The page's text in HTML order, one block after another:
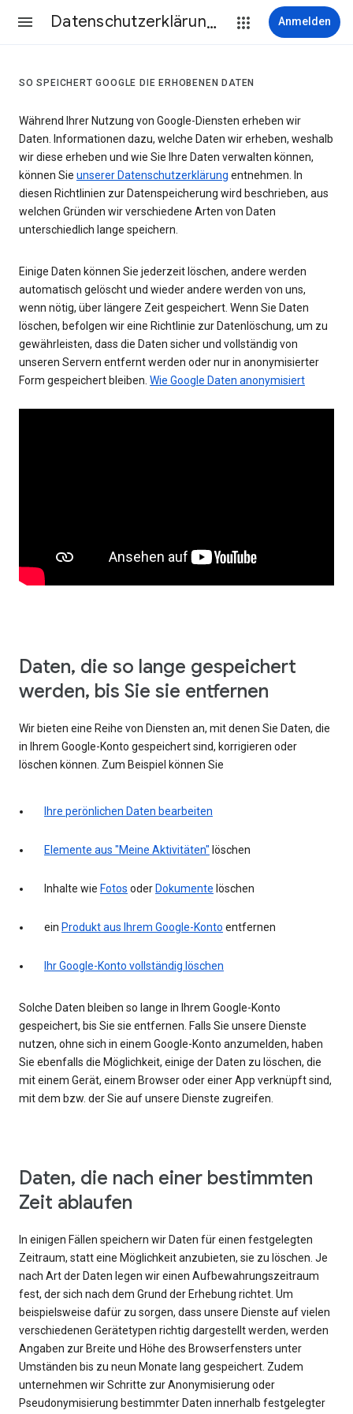
Datenschutzerklärung & Nutzungsbedingungen Anmelden
SO SPEICHERT GOOGLE DIE ERHOBENEN DATEN
Während Ihrer Nutzung von Google-Diensten erheben wir
Daten. Informationen dazu, welche Daten wir erheben, weshalb
wir diese erheben und wie Sie Ihre Daten verwalten können,
können Sie unserer Datenschutzerklärung entnehmen. In
diesen Richtlinien zur Datenspeicherung wird beschrieben, aus
welchen Gründen wir verschiedene Arten von Daten
unterschiedlich lange speichern.
Einige Daten können Sie jederzeit löschen, andere werden
automatisch gelöscht und wieder andere werden von uns,
wenn nötig, über längere Zeit gespeichert. Wenn Sie Daten
löschen, befolgen wir eine Richtlinie zur Datenlöschung, um zu
gewährleisten, dass die Daten sicher und vollständig von
unseren Servern entfernt werden oder nur in anonymisierter
Form gespeichert bleiben. Wie Google Daten anonymisiert
Daten, die so lange gespeichert
werden, bis Sie sie entfernen
Wir bieten eine Reihe von Diensten an, mit denen Sie Daten, die
in Ihrem Google-Konto gespeichert sind, korrigieren oder
löschen können. Zum Beispiel können Sie
Ihre perönlichen Daten bearbeiten
Elemente aus "Meine Aktivitäten" löschen
Inhalte wie Fotos oder Dokumente löschen
ein Produkt aus Ihrem Google-Konto entfernen
Ihr Google-Konto vollständig löschen
Solche Daten bleiben so lange in Ihrem Google-Konto
gespeichert, bis Sie sie entfernen. Falls Sie unsere Dienste
nutzen, ohne sich in einem Google-Konto anzumelden, haben
Sie ebenfalls die Möglichkeit, einige der Daten zu löschen, die
mit einem Gerät, einem Browser oder einer App verknüpft sind,
mit dem bzw. der Sie auf unsere Dienste zugreifen.
Daten, die nach einer bestimmten
Zeit ablaufen
In einigen Fällen speichern wir Daten für einen festgelegten
Zeitraum, statt eine Möglichkeit anzubieten, sie zu löschen. Je
nach Art der Daten legen wir einen Aufbewahrungszeitraum
fest, der sich nach dem Grund der Erhebung richtet. Um
beispielsweise dafür zu sorgen, dass unsere Dienste auf vielen
verschiedenen Gerätetypen richtig dargestellt werden, werden
Angaben zur Breite und Höhe des Browserfensters unter
Umständen bis zu neun Monate lang gespeichert. Zudem
unternehmen wir Schritte zur Anonymisierung oder
Pseudonymisierung bestimmter Daten innerhalb festgelegter